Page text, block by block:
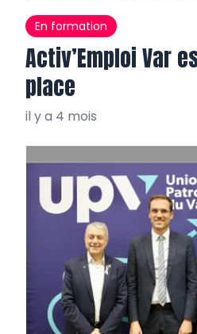
En formation
Activ’Emploi Var
place
il y a 4 mois